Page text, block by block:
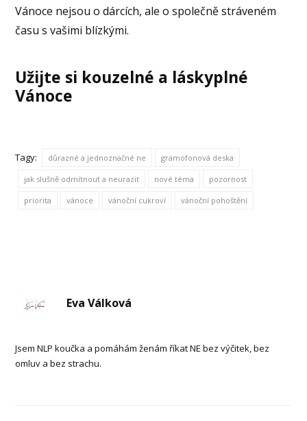
Vánoce nejsou o dárcích, ale o společně stráveném
času s vašimi blízkými.
Užijte si kouzelné a láskyplné
Vánoce
Tagy: důrazné a jednoznačné ne gramofonová deska
jak slušně odmítnout a neurazit nové téma pozornost
priorita vánoce vánoční cukroví vánoční pohoštění
Eva Válková
Jsem NLP koučka a pomáhám ženám říkat NE bez výčitek, bez
omluv a bez strachu.